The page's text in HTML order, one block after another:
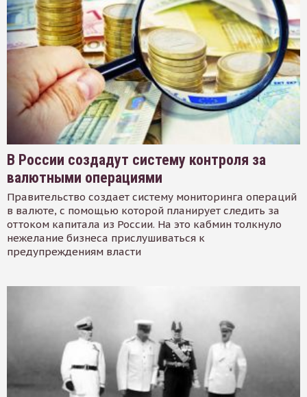
В России создадут систему контроля за
валютными операциями
Правительство создает систему мониторинга операций
в валюте, с помощью которой планирует следить за
оттоком капитала из России. На это кабмин толкнуло
нежелание бизнеса прислушиваться к
предупреждениям власти